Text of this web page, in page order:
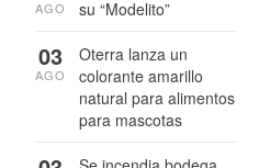
su “Modelito”
AGO
Oterra lanza un
colorante amarillo
natural para alimentos
para mascotas
03
AGO